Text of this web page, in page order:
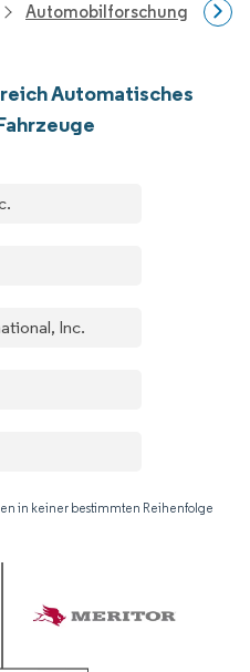
Automobilforschung
Automatisches
Inc.
in keiner bestimmten Reihenfolge